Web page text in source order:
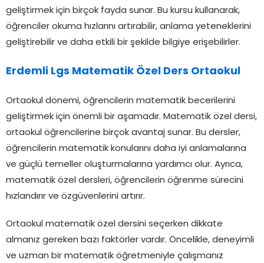
geliştirmek için birçok fayda sunar. Bu kursu kullanarak,
öğrenciler okuma hızlarını artırabilir, anlama yeteneklerini
geliştirebilir ve daha etkili bir şekilde bilgiye erişebilirler.
Erdemli Lgs Matematik Özel Ders Ortaokul
Ortaokul dönemi, öğrencilerin matematik becerilerini
geliştirmek için önemli bir aşamadır. Matematik özel dersi,
ortaokul öğrencilerine birçok avantaj sunar. Bu dersler,
öğrencilerin matematik konularını daha iyi anlamalarına
ve güçlü temeller oluşturmalarına yardımcı olur. Ayrıca,
matematik özel dersleri, öğrencilerin öğrenme sürecini
hızlandırır ve özgüvenlerini artırır.
Ortaokul matematik özel dersini seçerken dikkate
almanız gereken bazı faktörler vardır. Öncelikle, deneyimli
ve uzman bir matematik öğretmeniyle çalışmanız